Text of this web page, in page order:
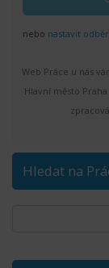
nebo nastavit
Web Práce u nás
Hlavní město
Hledat na